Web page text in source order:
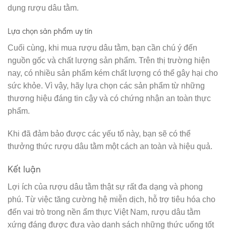
dụng rượu dâu tằm.
Lựa chọn sản phẩm uy tín
Cuối cùng, khi mua rượu dâu tằm, bạn cần chú ý đến
nguồn gốc và chất lượng sản phẩm. Trên thị trường hiện
nay, có nhiều sản phẩm kém chất lượng có thể gây hại cho
sức khỏe. Vì vậy, hãy lựa chọn các sản phẩm từ những
thương hiệu đáng tin cậy và có chứng nhận an toàn thực
phẩm.
Khi đã đảm bảo được các yếu tố này, bạn sẽ có thể
thưởng thức rượu dâu tằm một cách an toàn và hiệu quả.
Kết luận
Lợi ích của rượu dâu tằm thật sự rất đa dạng và phong
phú. Từ việc tăng cường hệ miễn dịch, hỗ trợ tiêu hóa cho
đến vai trò trong nền ẩm thực Việt Nam, rượu dâu tằm
xứng đáng được đưa vào danh sách những thức uống tốt